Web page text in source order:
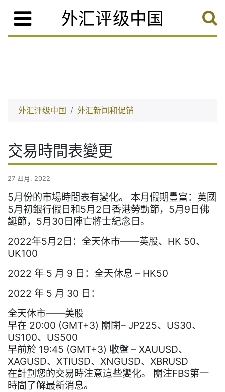
外汇评级中国
外汇评级中国 外汇新闻和促销
交易時間表變更
27 四月, 2022
5月份的市場時間表有變化。 本月假期豐富：英國
5月初銀行假日和5月2日香港勞動節，5月9日佛
誕節，5月30日陣亡將士紀念日。
2022年5月2日：全天休市——英股、HK 50、
UK100
2022 年 5 月 9 日：全天休息 – HK50
2022 年 5 月 30 日：
全天休市——美股
早在 20:00 (GMT+3) 關閉– JP225、US30、
US100、US500
早前於 19:45 (GMT+3) 收盤 – XAUUSD、
XAGUSD、XTIUSD、XNGUSD、XBRUSD
在計劃您的交易時注意這些變化。 關注FBS第一
時間了解最新消息。